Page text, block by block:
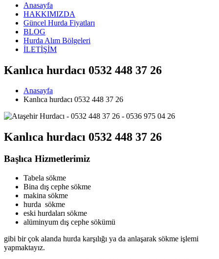
Anasayfa
HAKKIMIZDA
Güncel Hurda Fiyatları
BLOG
Hurda Alım Bölgeleri
İLETİŞİM
Kanlıca hurdacı 0532 448 37 26
Anasayfa
Kanlıca hurdacı 0532 448 37 26
Kanlıca hurdacı 0532 448 37 26
Başlıca Hizmetlerimiz
Tabela sökme
Bina dış cephe sökme
makina sökme
hurda sökme
eski hurdaları sökme
alüminyum dış cephe sökümü
gibi bir çok alanda hurda karşılığı ya da anlaşarak sökme işlemi
yapmaktayız.